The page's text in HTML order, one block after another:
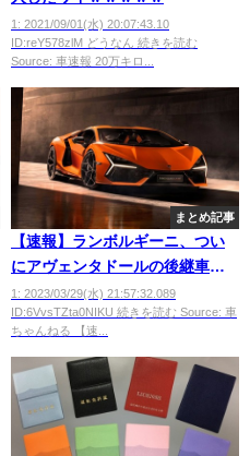
1: 2021/09/01(水) 20:07:43.10
ID:reY578zlM どうなん 続きを読む
Source: 車速報 20万キロ...
まとめ記事
【速報】ランボルギーニ、つい
にアヴェンタドールの後継車を
発表wwwwwwwww
1: 2023/03/29(水) 21:57:32.089
ID:6VvsTZta0NIKU 続きを読む Source: 車
ちゃんねる 【速...